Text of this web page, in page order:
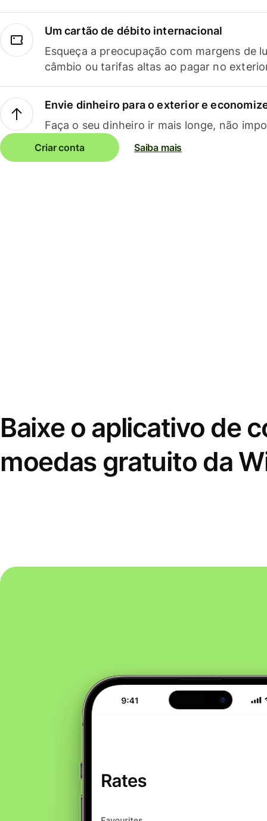
Um cartão de débito internacional
Esqueça a preocupação com margens de
câmbio ou tarifas altas ao pagar no
Envie dinheiro para o exterior e
Faça o seu dinheiro ir mais longe, não
Criar conta Saiba mais
Baixe o aplicativo de
moedas gratuito da